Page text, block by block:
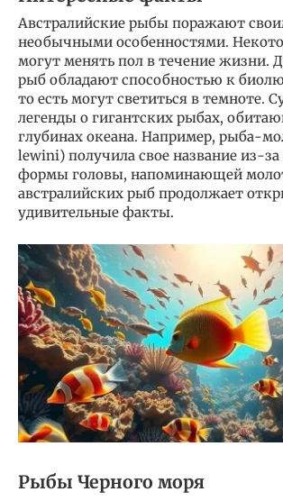
Австралийские рыбы поражают
необычными особенностями.
могут менять пол в течение жизни.
рыб обладают способностью к
то есть могут светиться в темноте.
легенды о гигантских рыбах,
глубинах океана. Например, рыба-
lewini) получила свое название из-
формы головы, напоминающей
австралийских рыб продолжает
удивительные факты.
Рыбы Черного моря